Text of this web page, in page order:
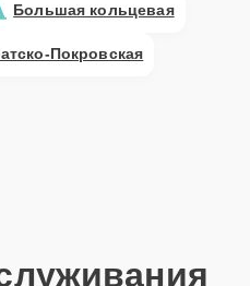
Большая кольцевая
Покровская